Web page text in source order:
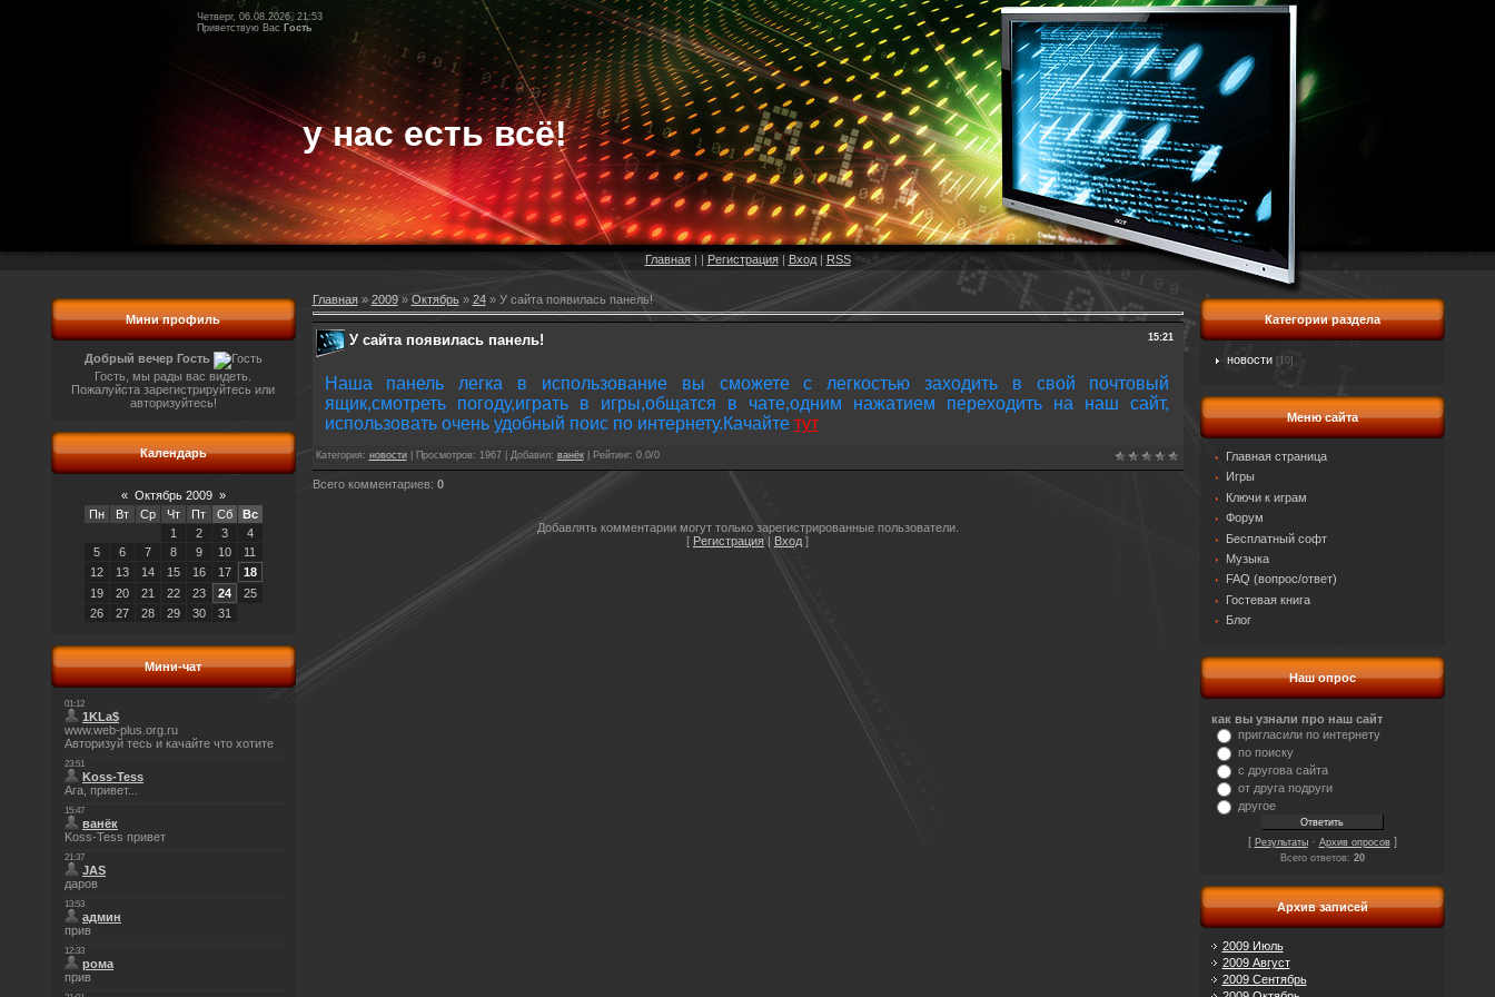
Четверг, 06.08.2026, 21:53
Приветствую Вас Гость
у нас есть всё!
Главная| | Регистрация| Вход| RSS
Мини профиль
Добрый вечер Гость
Гость, мы рады вас видеть.
Пожалуйста зарегистрируйтесь или
авторизуйтесь!
Календарь
« Октябрь 2009 »
Пн
Вт Ср Чт Пт Сб
Вс
1
2 3
4
5
6 7 8 9 10
11
12
13 14 15 16 17
18
19
20 21 22 23 24
25
26
27 28 29 30 31
Мини-чат
Главная» 2009 » Октябрь » 24» У сайта появилась панель!
15:21
У сайта появилась панель!
Наша панель легка в использование вы сможете с легкостью заходить в свой почтовый
ящик,смотреть погоду,играть в игры,общатся в чате,одним нажатием переходить на наш сайт,
использовать очень удобный поис по интернету.Качайте тут
Категория: новости| Просмотров: 1967 | Добавил: ванёк| Рейтинг: 0.0/0
Всего комментариев: 0
Добавлять комментарии могут только зарегистрированные пользователи.
[ Регистрация| Вход ]
Категории раздела
новости [10]
Меню сайта
Главная страница
Игры
Ключи к играм
Форум
Бесплатный софт
Музыка
FAQ (вопрос/ответ)
Гостевая книга
Блог
Наш опрос
как вы узнали про наш сайт
пригласили по интернету
по поиску
с другова сайта
от друга подруги
другое
[ Результаты· Архив опросов]
Всего ответов: 20
Архив записей
2009 Июль
2009 Август
2009 Сентябрь